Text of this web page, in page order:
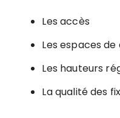
Les accès
Les espaces
Les hauteurs
La qualité des